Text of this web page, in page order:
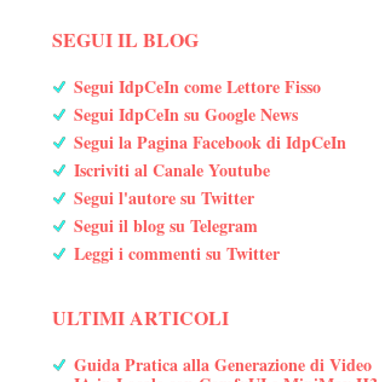
SEGUI IL BLOG
Segui IdpCeIn come Lettore Fisso
Segui IdpCeIn su Google News
Segui la Pagina Facebook di IdpCeIn
Iscriviti al Canale Youtube
Segui l'autore su Twitter
Segui il blog su Telegram
Leggi i commenti su Twitter
ULTIMI ARTICOLI
Guida Pratica alla Generazione di Video